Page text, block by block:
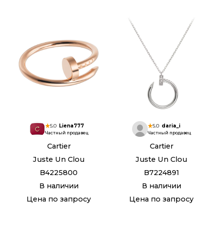
5.0 Liena777
Частный продавец
Cartier
Juste Un Clou
B4225800
В наличии
Цена по запросу
5.0 daria_i
Частный продавец
Cartier
Juste Un Clou
B7224891
В наличии
Цена по запросу